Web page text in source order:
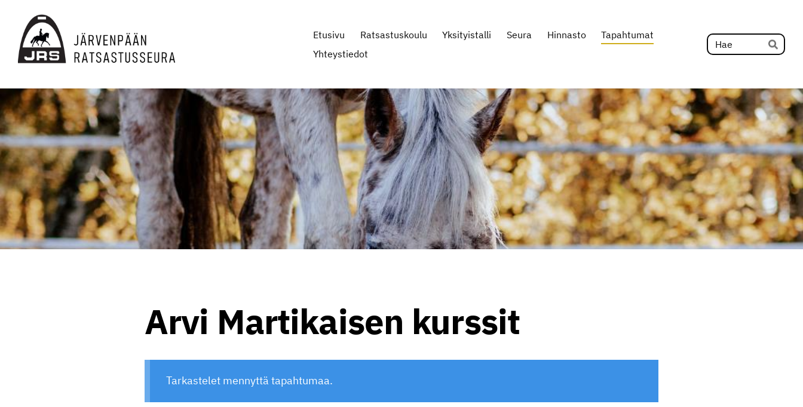
sivun
sisältöön
JRS ry
Etusivu Ratsastuskoulu Yksityistalli Seura Hinnasto
Tapahtumat
Yhteystiedot
Hae
Arvi Martikaisen kurssit
Tarkastelet mennyttä tapahtumaa.